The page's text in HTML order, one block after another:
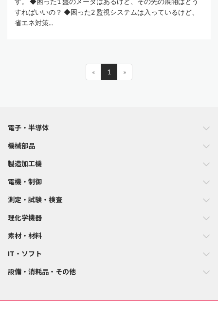
すればいいの？ ◆困った2 監視システムは入っているけど、
省エネ対策...
« 1 »
電子・半導体
機械部品
製造加工機
電機・制御
測定・試験・検査
理化学機器
素材・材料
IT・ソフト
設備・消耗品・その他